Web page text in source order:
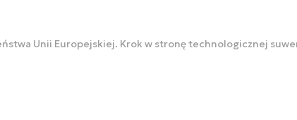
Unii Europejskiej. Krok w stronę technologicznej